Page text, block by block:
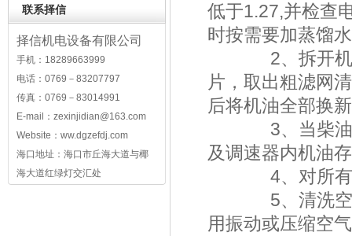
联系择信
择信机电设备有限公司
手机：18289663999
电话：0769－83207797
传真：0769－83014991
E-mail： zexinjidian@163.com
Website：ww.dgzefdj.com
海口地址：海口市丘海大道与椰
海大道红绿灯交汇处
低于1.27,并检查
时按需要加蒸馏
2、拆开机体
片，取出粗滤网
后将机油全部换
3、当柴油发
及调速器内机油
4、对所有注
5、清洗空气
用振动或压缩空